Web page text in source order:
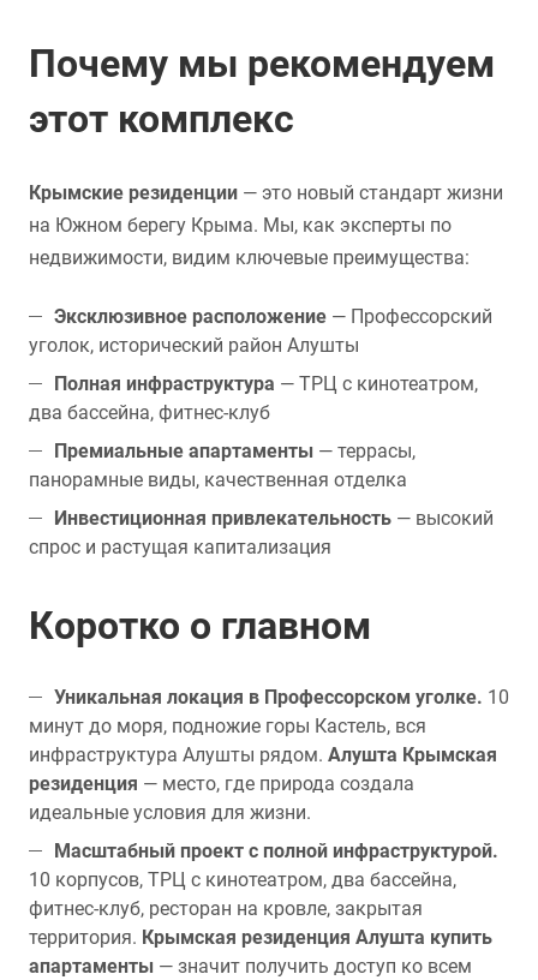
Почему мы рекомендуем
этот комплекс
Крымские резиденции — это новый стандарт жизни
на Южном берегу Крыма. Мы, как эксперты по
недвижимости, видим ключевые преимущества:
Эксклюзивное расположение — Профессорский
уголок, исторический район Алушты
Полная инфраструктура — ТРЦ с кинотеатром,
два бассейна, фитнес-клуб
Премиальные апартаменты — террасы,
панорамные виды, качественная отделка
Инвестиционная привлекательность — высокий
спрос и растущая капитализация
Коротко о главном
Уникальная локация в Профессорском уголке. 10
минут до моря, подножие горы Кастель, вся
инфраструктура Алушты рядом. Алушта Крымская
резиденция — место, где природа создала
идеальные условия для жизни.
Масштабный проект с полной инфраструктурой.
10 корпусов, ТРЦ с кинотеатром, два бассейна,
фитнес-клуб, ресторан на кровле, закрытая
территория. Крымская резиденция Алушта купить
апартаменты — значит получить доступ ко всем